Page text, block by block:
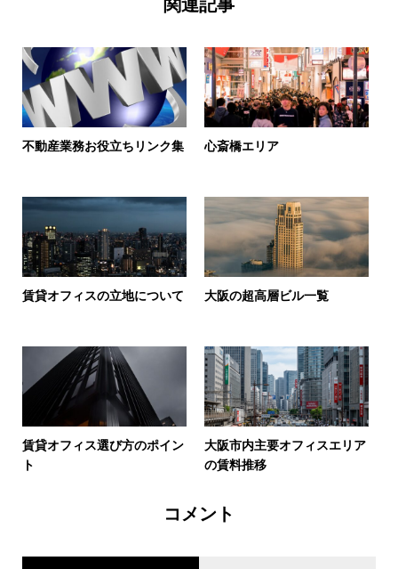
関連記事
不動産業務お役立ちリンク集 心斎橋エリア
賃貸オフィスの立地について 大阪の超高層ビル一覧
賃貸オフィス選び方のポイン
ト
大阪市内主要オフィスエリア
の賃料推移
コメント